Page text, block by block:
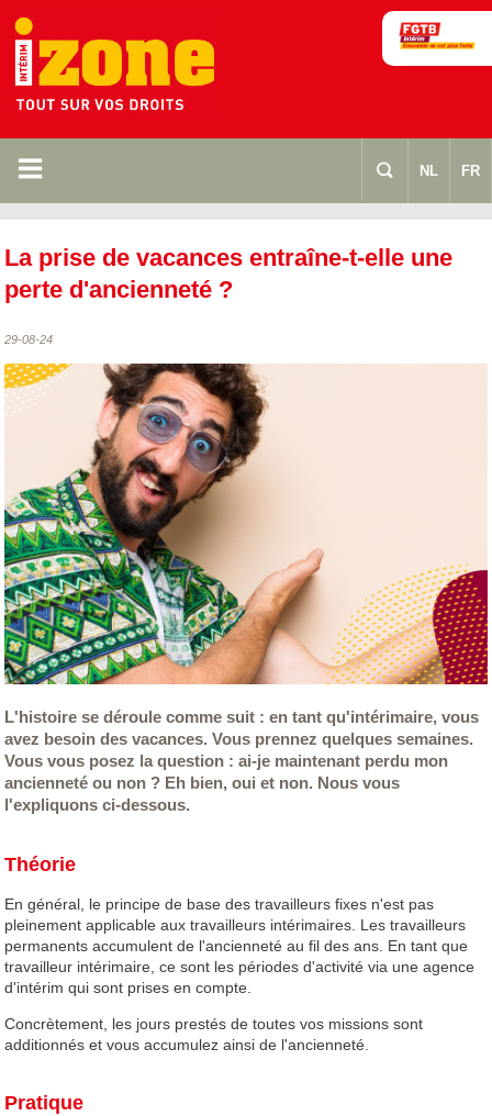
m s NL FR
La prise de vacances entraîne-t-elle une
perte d'ancienneté ?
29-08-24
L'histoire se déroule comme suit : en tant qu'intérimaire, vous
avez besoin des vacances. Vous prennez quelques semaines.
Vous vous posez la question : ai-je maintenant perdu mon
ancienneté ou non ? Eh bien, oui et non. Nous vous
l'expliquons ci-dessous.
Théorie
En général, le principe de base des travailleurs fixes n'est pas
pleinement applicable aux travailleurs intérimaires. Les travailleurs
permanents accumulent de l'ancienneté au fil des ans. En tant que
travailleur intérimaire, ce sont les périodes d'activité via une agence
d'intérim qui sont prises en compte.
Concrètement, les jours prestés de toutes vos missions sont
additionnés et vous accumulez ainsi de l'ancienneté.
Pratique